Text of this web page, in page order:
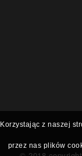
Korzystając z naszej
przez nas plików